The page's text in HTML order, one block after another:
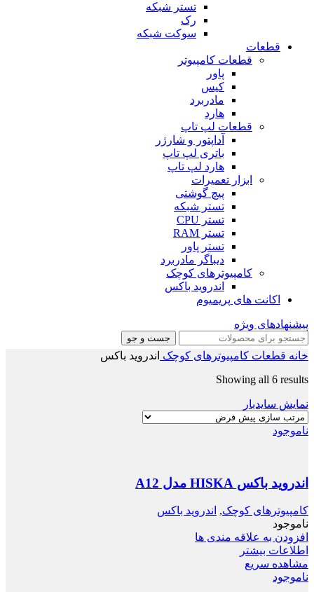
تستر شبکه
رک
سوکت شبکه
قطعات
قطعات کامپیوتر
پاور
کیس
مادربرد
هارد
قطعات لپ تاپ
آداپتور و شارژر
باتری لپ تاپ
هارد لپ تاپ
ابزار تعمیرات
پیچ گوشتی
تستر شبکه
تستر CPU
تستر RAM
تستر پاور
دیباگر مادربرد
کامپیوترهای کوچک
اندروید باکس
اکانت های پریمیوم
پیشنهادهای ویژه
جست و جو
خانه قطعات کامپیوترهای کوچک اندروید باکس
Showing all 6 results
نمایش سایدبار
ناموجود
اندروید باکس HISKA مدل A12
کامپیوترهای کوچک, اندروید باکس
ناموجود
افزودن به علاقه مندی ها
اطلاعات بیشتر
مشاهده سریع
ناموجود